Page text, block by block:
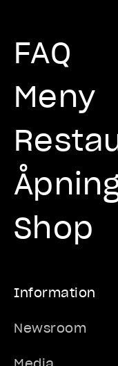
FAQ
Meny
Shop
Information
Newsroom